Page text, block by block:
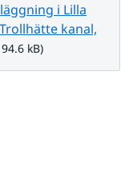
i Lilla
kanal,
kB.kB)